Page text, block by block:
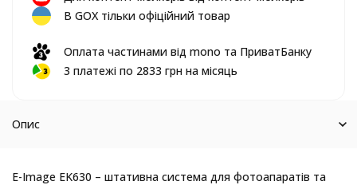
В GOX тільки офіційний товар
Оплата частинами від mono та ПриватБанку
3 платежі по 2833 грн на місяць
Опис
E-Image EK630 – штативна система для фотоапаратів та